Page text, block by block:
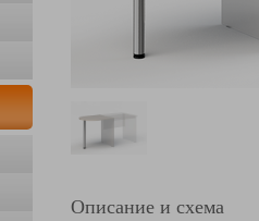
Описание и схема